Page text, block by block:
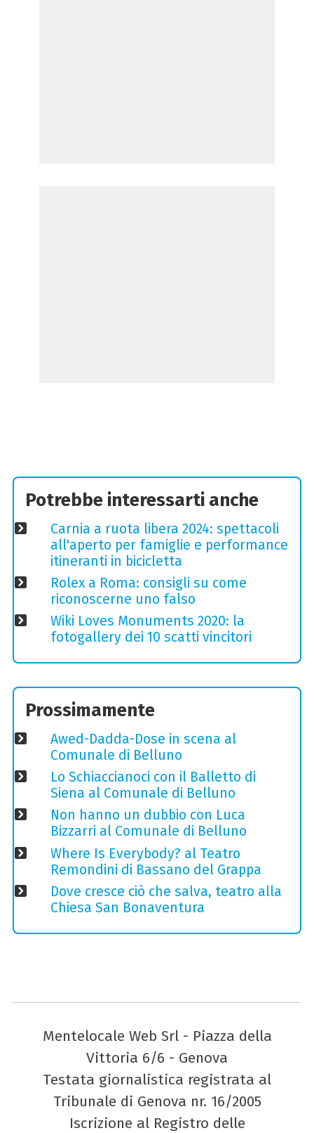
Potrebbe interessarti anche
Carnia a ruota libera 2024: spettacoli
all'aperto per famiglie e performance
itineranti in bicicletta
Rolex a Roma: consigli su come
riconoscerne uno falso
Wiki Loves Monuments 2020: la
fotogallery dei 10 scatti vincitori
Prossimamente
Awed-Dadda-Dose in scena al
Comunale di Belluno
Lo Schiaccianoci con il Balletto di
Siena al Comunale di Belluno
Non hanno un dubbio con Luca
Bizzarri al Comunale di Belluno
Where Is Everybody? al Teatro
Remondini di Bassano del Grappa
Dove cresce ciò che salva, teatro alla
Chiesa San Bonaventura
Mentelocale Web Srl - Piazza della
Vittoria 6/6 - Genova
Testata giornalistica registrata al
Tribunale di Genova nr. 16/2005
Iscrizione al Registro delle